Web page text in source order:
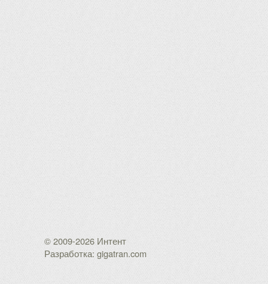
© 2009-2026 Интент
Разработка: gigatran.com